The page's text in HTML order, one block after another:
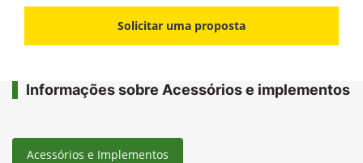
Solicitar uma proposta
Informações sobre Acessórios e implementos
Acessórios e Implementos